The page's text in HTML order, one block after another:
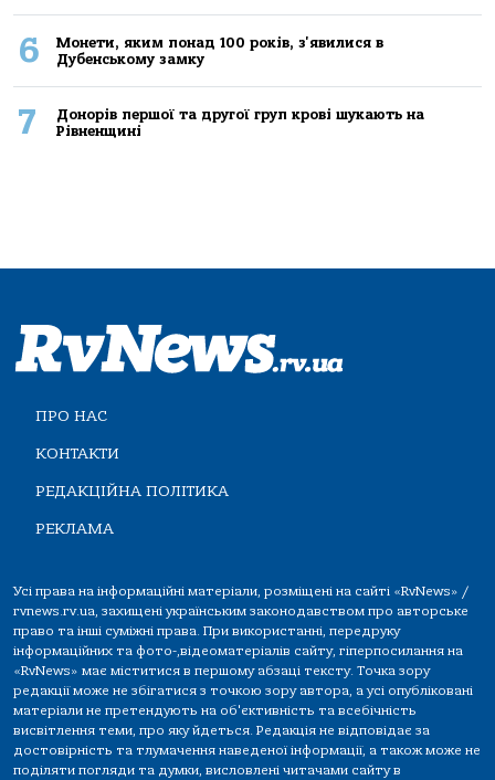
6
Монети, яким понад 100 років, з'явилися в
Дубенському замку
7
Донорів першої та другої груп крові шукають на
Рівненщині
ПРО НАС
КОНТАКТИ
РЕДАКЦІЙНА ПОЛІТИКА
РЕКЛАМА
Усі права на інформаційні матеріали, розміщені на сайті «RvNews» /
rvnews.rv.ua, захищені українським законодавством про авторське
право та інші суміжні права. При використанні, передруку
інформаційних та фото-,відеоматеріалів сайту, гіперпосилання на
«RvNews» має міститися в першому абзаці тексту. Точка зору
редакції може не збігатися з точкою зору автора, а усі опубліковані
матеріали не претендують на об'єктивність та всебічність
висвітлення теми, про яку йдеться. Редакція не відповідає за
достовірність та тлумачення наведеної інформації, а також може не
поділяти погляди та думки, висловлені читачами сайту в